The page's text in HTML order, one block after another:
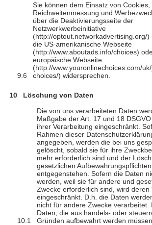
Sie können dem Einsatz von Cookies,
Reichweitenmessung und
über die Deaktivierungsseite der
Netzwerkwerbeinitiative
(http://optout.networkadvertising.org/)
die US-amerikanische Webseite
(http://www.aboutads.info/choices)
europäische Webseite
(http://www.youronlinechoices.com/
choices/) widersprechen.
Löschung von Daten
Die von uns verarbeiteten Daten
Maßgabe der Art. 17 und 18
ihrer Verarbeitung eingeschränkt.
Rahmen dieser
angegeben, werden die bei uns
gelöscht, sobald sie für ihre
mehr erforderlich sind und der
gesetzlichen Aufbewahrungspflichten
entgegenstehen. Sofern die Daten
werden, weil sie für andere und
Zwecke erforderlich sind, wird deren
eingeschränkt. D.h. die Daten
nicht für andere Zwecke verarbeitet.
Daten, die aus handels- oder
Gründen aufbewahrt werden müssen.